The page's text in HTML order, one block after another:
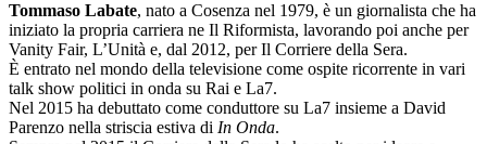
Tommaso Labate, nato a Cosenza nel 1979, è un giornalista che ha
iniziato la propria carriera ne Il Riformista, lavorando poi anche per
Vanity Fair, L’Unità e, dal 2012, per Il Corriere della Sera.
È entrato nel mondo della televisione come ospite ricorrente in vari
talk show politici in onda su Rai e La7.
Nel 2015 ha debuttato come conduttore su La7 insieme a David
Parenzo nella striscia estiva di In Onda.